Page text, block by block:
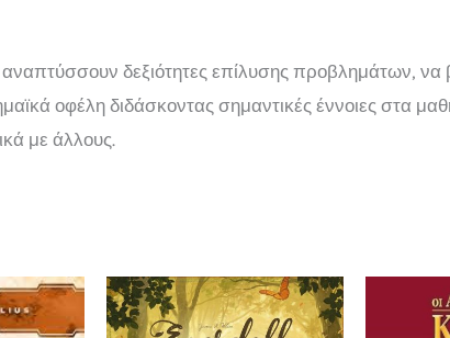
δεξιότητες επίλυσης προβλημάτων, να
οφέλη διδάσκοντας σημαντικές έννοιες στα
με άλλους.